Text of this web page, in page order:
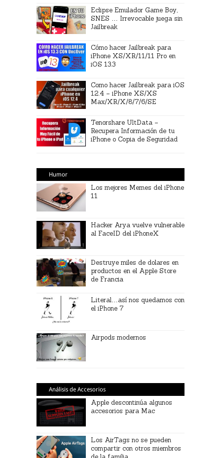
Eclipse Emulador Game Boy,
SNES … Irrevocable juega sin
Jailbreak
Cómo hacer Jailbreak para
iPhone XS/XR/11/11 Pro en
iOS 13.3
Como hacer Jailbreak para iOS
12.4 – iPhone XS/XS
Max/XR/X/8/7/6/SE
Tenorshare UltData –
Recupera Información de tu
iPhone o Copia de Seguridad
Humor
Los mejores Memes del iPhone
11
Hacker Arya vuelve vulnerable
al FaceID del iPhoneX
Destruye miles de dolares en
productos en el Apple Store
de Francia
Literal…así nos quedamos con
el iPhone 7
Airpods modernos
Análisis de Accesorios
Apple descontinúa algunos
accesorios para Mac
Los AirTags no se pueden
compartir con otros miembros